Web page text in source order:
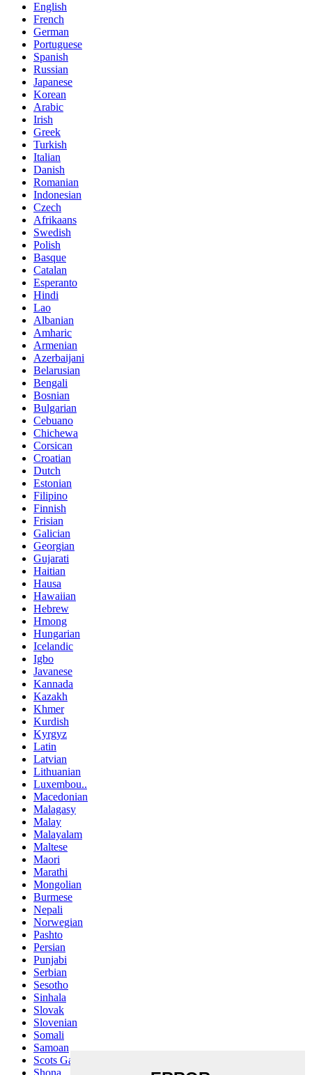
English
French
German
Portuguese
Spanish
Russian
Japanese
Korean
Arabic
Irish
Greek
Turkish
Italian
Danish
Romanian
Indonesian
Czech
Afrikaans
Swedish
Polish
Basque
Catalan
Esperanto
Hindi
Lao
Albanian
Amharic
Armenian
Azerbaijani
Belarusian
Bengali
Bosnian
Bulgarian
Cebuano
Chichewa
Corsican
Croatian
Dutch
Estonian
Filipino
Finnish
Frisian
Galician
Georgian
Gujarati
Haitian
Hausa
Hawaiian
Hebrew
Hmong
Hungarian
Icelandic
Igbo
Javanese
Kannada
Kazakh
Khmer
Kurdish
Kyrgyz
Latin
Latvian
Lithuanian
Luxembou..
Macedonian
Malagasy
Malay
Malayalam
Maltese
Maori
Marathi
Mongolian
Burmese
Nepali
Norwegian
Pashto
Persian
Punjabi
Serbian
Sesotho
Sinhala
Slovak
Slovenian
Somali
Samoan
Scots Gaelic